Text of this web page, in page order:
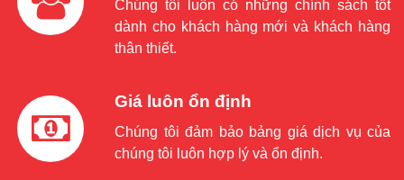
Chúng tôi luôn có những chính sách tốt
dành cho khách hàng mới và khách hàng
thân thiết.
Giá luôn ổn định
Chúng tôi đảm bảo bảng giá dịch vụ của
chúng tôi luôn hợp lý và ổn định.